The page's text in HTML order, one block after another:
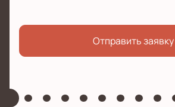
Отправить заявку